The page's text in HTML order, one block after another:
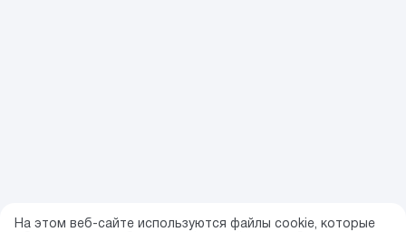
На этом веб-сайте используются файлы cookie, которые